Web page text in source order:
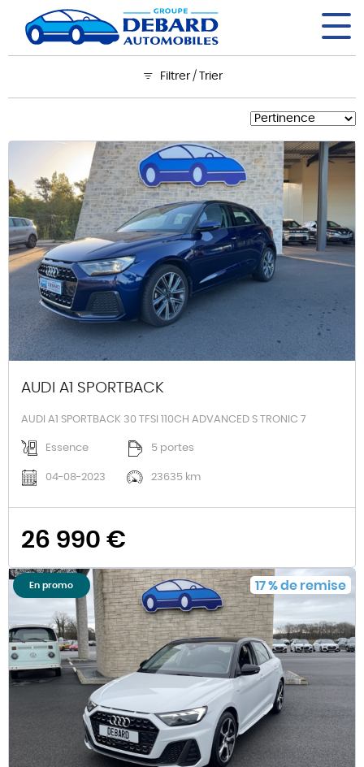
Filtrer / Trier
AUDI A1 SPORTBACK
AUDI A1 SPORTBACK 30 TFSI 110CH ADVANCED S TRONIC 7
Essence 5 portes
04-08-2023 23635 km
26 990 €
En promo 17%de remise
Panneau de gestion des cookies